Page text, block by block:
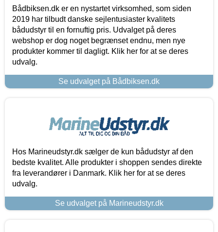
Bådbiksen.dk er en nystartet virksomhed, som siden
2019 har tilbudt danske sejlentusiaster kvalitets
bådudstyr til en fornuftig pris. Udvalget på deres
webshop er dog noget begrænset endnu, men nye
produkter kommer til dagligt. Klik her for at se deres
udvalg.
Se udvalget på Bådbiksen.dk
Hos Marineudstyr.dk sælger de kun bådudstyr af den
bedste kvalitet. Alle produkter i shoppen sendes direkte
fra leverandører i Danmark. Klik her for at se deres
udvalg.
Se udvalget på Marineudstyr.dk